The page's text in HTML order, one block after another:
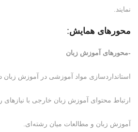
نمایند.
محورهای همايش:
-محورهای آموزش زبان
استانداردسازی مواد آموزشی در آموزش زبان
ارتباط محتوای آموزش زبان خارجی با نیازهای
آموزش زبان و مطالعات میان رشته‌ای.